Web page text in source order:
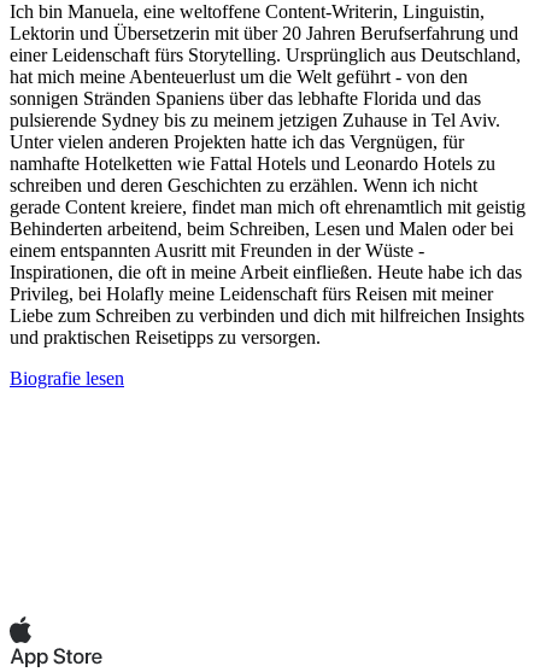
Ich bin Manuela, eine weltoffene Content-Writerin, Linguistin,
Lektorin und Übersetzerin mit über 20 Jahren Berufserfahrung und
einer Leidenschaft fürs Storytelling. Ursprünglich aus Deutschland,
hat mich meine Abenteuerlust um die Welt geführt - von den
sonnigen Stränden Spaniens über das lebhafte Florida und das
pulsierende Sydney bis zu meinem jetzigen Zuhause in Tel Aviv.
Unter vielen anderen Projekten hatte ich das Vergnügen, für
namhafte Hotelketten wie Fattal Hotels und Leonardo Hotels zu
schreiben und deren Geschichten zu erzählen. Wenn ich nicht
gerade Content kreiere, findet man mich oft ehrenamtlich mit geistig
Behinderten arbeitend, beim Schreiben, Lesen und Malen oder bei
einem entspannten Ausritt mit Freunden in der Wüste -
Inspirationen, die oft in meine Arbeit einfließen. Heute habe ich das
Privileg, bei Holafly meine Leidenschaft fürs Reisen mit meiner
Liebe zum Schreiben zu verbinden und dich mit hilfreichen Insights
und praktischen Reisetipps zu versorgen.
Biografie lesen